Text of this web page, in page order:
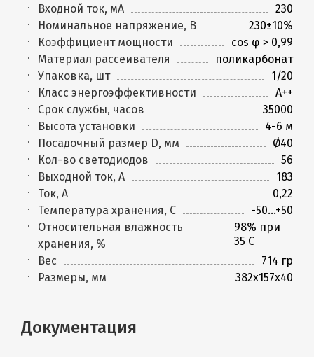
Входной ток, мА
230
Номинальное напряжение, В
230±10%
Коэффициент мощности
cos φ > 0,99
Материал рассеивателя
поликарбонат
Упаковка, шт
1/20
Класс энергоэффективности
A++
Срок службы, часов
35000
Высота установки
4-6 м
Посадочный размер D, мм
Ø40
Кол-во светодиодов
56
Выходной ток, А
183
Ток, А
0,22
Температура хранения, C
-50...+50
Относительная влажность
хранения, %
98% при
35 С
Вес
714 гр
Размеры, мм
382х157х40
Документация